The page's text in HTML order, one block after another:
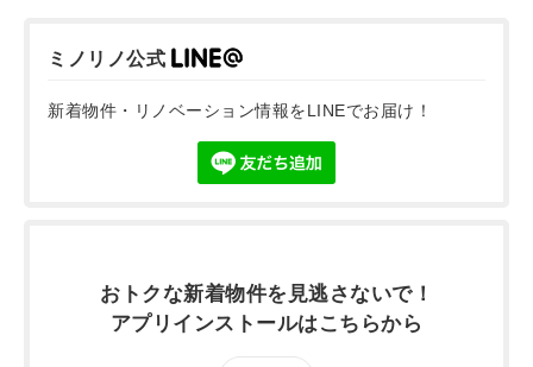
ミノリノ公式
新着物件・リノベーション情報をLINEでお届け！
おトクな新着物件を 見逃さないで！
アプリインストールはこちらから